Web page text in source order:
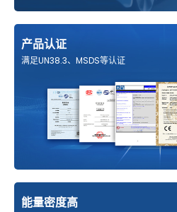
产品认证
满足UN38.3、MSDS等认证
能量密度高